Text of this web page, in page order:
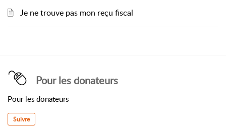
Je ne trouve pas mon reçu fiscal
Pour les donateurs
Pour les donateurs
Suivre